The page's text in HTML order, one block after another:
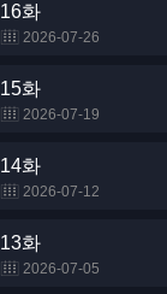
16화
2026-07-26
15화
2026-07-19
14화
2026-07-12
13화
2026-07-05